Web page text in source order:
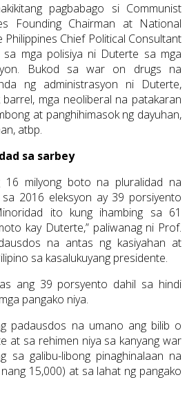
pagbabago si Communist
Founding Chairman at National
Chief Political Consultant
mga polisiya ni Duterte sa mga
Bukod sa war on drugs na
ng administrasyon ni Duterte,
mga neoliberal na patakaran
at panghihimasok ng dayuhan,
atbp.
sa sarbey
16 milyong boto na pluralidad na
2016 eleksyon ay 39 porsiyento
ito kung ihambing sa 61
kay Duterte,” paliwanag ni Prof.
na antas ng kasiyahan at
sa kasalukuyang presidente.
ang 39 porsyento dahil sa hindi
pangako niya.
padausdos na umano ang bilib o
at sa rehimen niya sa kanyang war
sa galibu-libong pinaghinalaan na
15,000) at sa lahat ng pangako